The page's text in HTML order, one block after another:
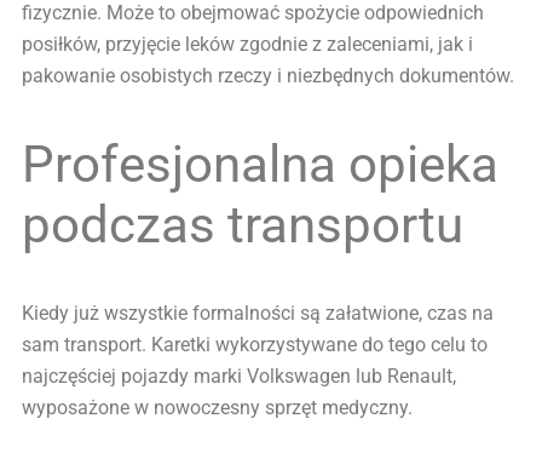
fizycznie. Może to obejmować spożycie odpowiednich
posiłków, przyjęcie leków zgodnie z zaleceniami, jak i
pakowanie osobistych rzeczy i niezbędnych dokumentów.
Profesjonalna opieka
podczas transportu
Kiedy już wszystkie formalności są załatwione, czas na
sam transport. Karetki wykorzystywane do tego celu to
najczęściej pojazdy marki Volkswagen lub Renault,
wyposażone w nowoczesny sprzęt medyczny.